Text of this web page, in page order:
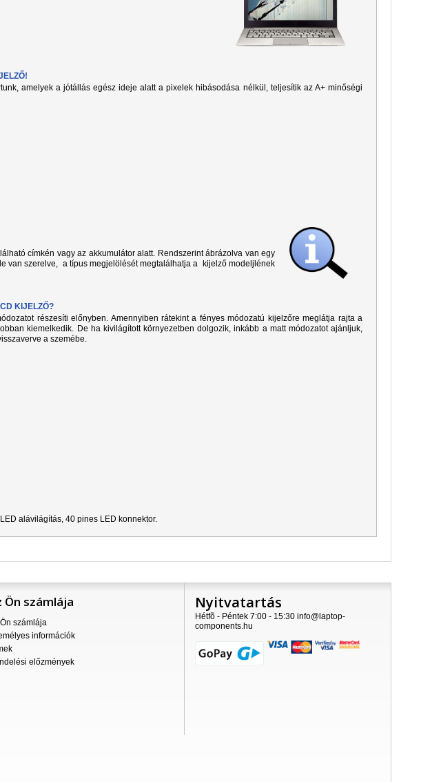
amelyek a jótállás egész ideje alatt a pixelek hibásodása nélkül, teljesítik az A+ minőségi
címkén vagy az akkumulátor alatt. Rendszerint ábrázolva van egy
van szerelve, a típus megjelölését megtalálhatja a kijelző modeljlének
KIJELZŐ?
részesíti előnyben. Amennyiben rátekint a fényes módozatú kijelzőre meglátja rajta a
kiemelkedik. De ha kivilágított környezetben dolgozik, inkább a matt módozatot ajánljuk,
a szemébe.
alávilágítás, 40 pines LED konnektor.
Ön számlája
számlája
információk
előzmények
Nyitvatartás
Hétfõ - Péntek 7:00 - 15:30 info@laptop-
components.hu